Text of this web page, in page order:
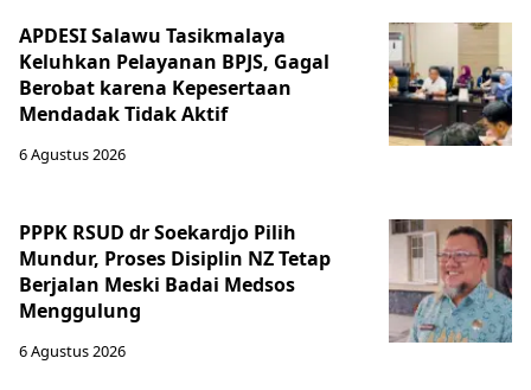
APDESI Salawu Tasikmalaya
Keluhkan Pelayanan BPJS, Gagal
Berobat karena Kepesertaan
Mendadak Tidak Aktif
6 Agustus 2026
PPPK RSUD dr Soekardjo Pilih
Mundur, Proses Disiplin NZ Tetap
Berjalan Meski Badai Medsos
Menggulung
6 Agustus 2026